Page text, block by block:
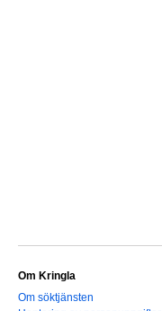
Om Kringla
Om söktjänsten